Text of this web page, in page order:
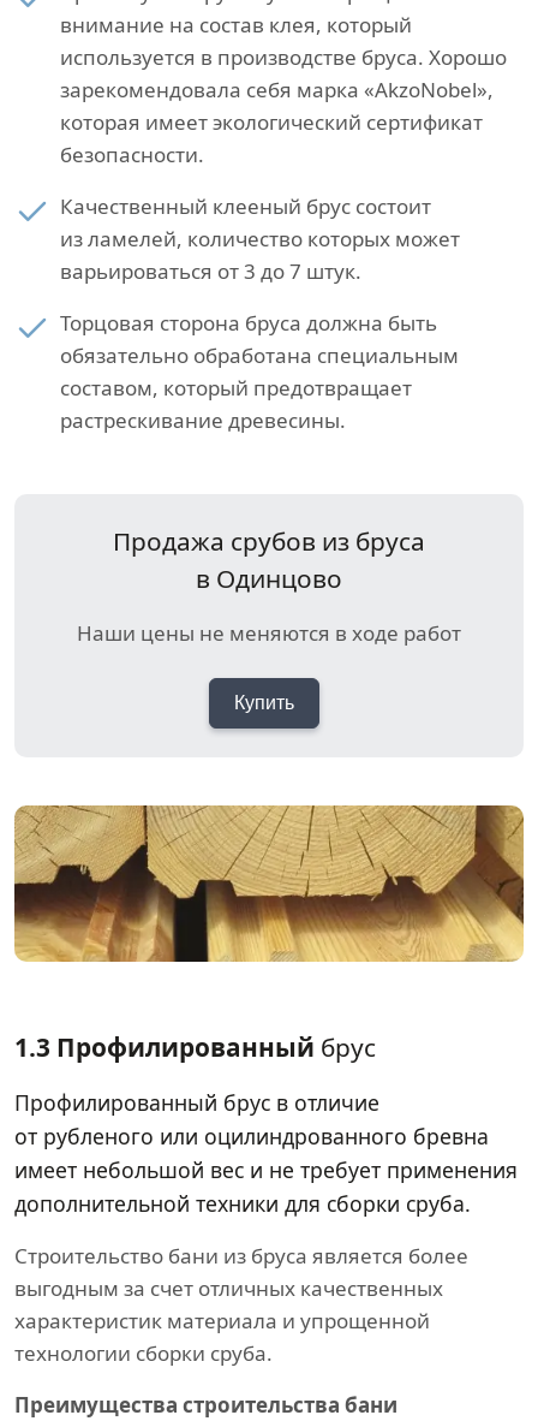
внимание на состав клея, который
используется в производстве бруса. Хорошо
зарекомендовала себя марка «AkzoNobel»,
которая имеет экологический сертификат
безопасности.
Качественный клееный брус состоит
из ламелей, количество которых может
варьироваться от 3 до 7 штук.
Торцовая сторона бруса должна быть
обязательно обработана специальным
составом, который предотвращает
растрескивание древесины.
Продажа срубов из бруса
в Одинцово
Наши цены не меняются в ходе работ
Купить
1.3 Профилированный брус
Профилированный брус в отличие
от рубленого или оцилиндрованного бревна
имеет небольшой вес и не требует применения
дополнительной техники для сборки сруба.
Строительство бани из бруса является более
выгодным за счет отличных качественных
характеристик материала и упрощенной
технологии сборки сруба.
Преимущества строительства бани